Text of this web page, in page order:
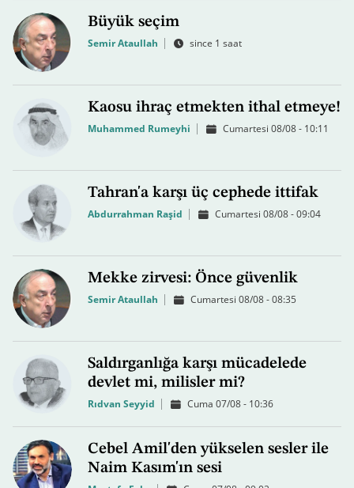
Büyük seçim
Semir Ataullah since 1 saat
Kaosu ihraç etmekten ithal etmeye!
Muhammed Rumeyhi Cumartesi 08/08 - 10:11
Tahran'a karşı üç cephede ittifak
Abdurrahman Raşid Cumartesi 08/08 - 09:04
Mekke zirvesi: Önce güvenlik
Semir Ataullah Cumartesi 08/08 - 08:35
Saldırganlığa karşı mücadelede
devlet mi, milisler mi?
Rıdvan Seyyid Cuma 07/08 - 10:36
Cebel Amil'den yükselen sesler ile
Naim Kasım'ın sesi